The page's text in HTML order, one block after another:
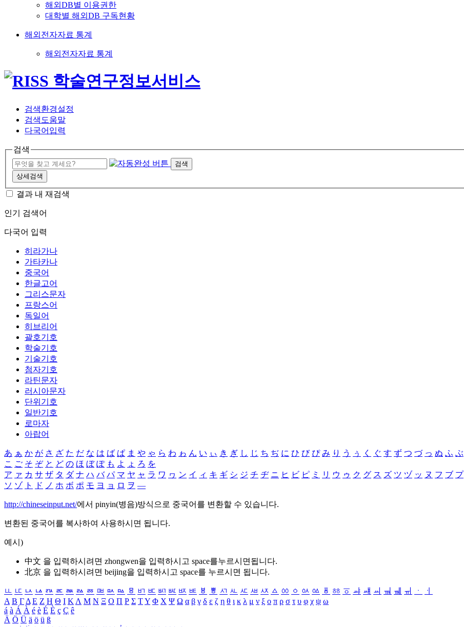
해외DB별 이용권한
대학별 해외DB 구독현황
해외전자자료 통계
해외전자자료 통계
검색환경설정
검색도움말
다국어입력
검색
검색
상세검색
결과 내 재검색
인기 검색어
다국어 입력
히라가나
가타카나
중국어
한글고어
그리스문자
프랑스어
독일어
히브리어
괄호기호
학술기호
기술기호
첨자기호
라틴문자
러시아문자
단위기호
일반기호
로마자
아랍어
あ ぁ か が さ ざ た だ な は ば ぱ ま や ゃ ら わ ゎ ん い ぃ き ぎ し じ ち ぢ に ひ び ぴ み り う ぅ く ぐ す ず つ づ っ ぬ ふ ぶ
こ ご そ ぞ と ど の ほ ぼ ぽ も よ ょ ろ を
ア ァ カ サ ザ タ ダ ナ ハ バ パ マ ヤ ャ ラ ワ ヮ ン イ ィ キ ギ シ ジ チ ヂ ニ ヒ ビ ピ ミ リ ウ ゥ ク グ ス ズ ツ ヅ ッ ヌ フ ブ プ
ソ ゾ ト ド ノ ホ ボ ポ モ ヨ ョ ロ ヲ ―
http://chineseinput.net/에서 pinyin(병음)방식으로 중국어를 변환할 수 있습니다.
변환된 중국어를 복사하여 사용하시면 됩니다.
예시)
中文 을 입력하시려면 zhongwen을 입력하시고 space를누르시면됩니다.
北京 을 입력하시려면 beijing을 입력하시고 space를 누르시면 됩니다.
ㅥ ㅦ ㅧ ㅨ ㅩ ㅪ ㅫ ㅬ ㅭ ㅮ ㅯ ㅰ ㅱ ㅲ ㅳ ㅴ ㅵ ㅶ ㅷ ㅸ ㅹ ㅺ ㅻ ㅼ ㅽ ㅾ ㅿ ㆀ ㆁ ㆂ ㆃ ㆄ ㆅ ㆆ ㆇ ㆈ ㆉ ㆊ ㆋ ㆌ ㆍ
ㆎ
Α Β ΓΔ Ε Ζ Η Θ Ι ΚΛ Μ Ν Ξ Ο Π Ρ Σ ΤΥ Φ Χ Ψ Ω α β γ δ ε ζ η θ ι κ λ μ ν ξ ο π ρ σ τ υ φ χ ψ ω
á à Á À é è É È ç Ç ê
Ä Ö Ü ä ö ü ß